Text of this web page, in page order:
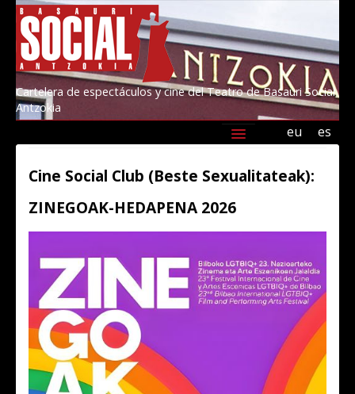
Cartelera de espectáculos y cine del Teatro de Basauri Social
Antzokia
es
eu
Cine Social Club (Beste Sexualitateak):
ZINEGOAK-HEDAPENA 2026